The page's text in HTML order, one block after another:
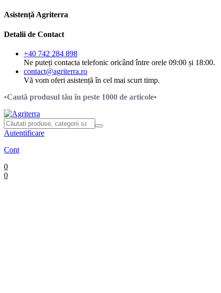
Asistență Agriterra
Detalii de Contact
+40 742 284 898
Ne puteți contacta telefonic oricând între orele 09:00 și 18:00.
contact@agriterra.ro
Vă vom oferi asistență în cel mai scurt timp.
•Caută produsul tău în peste 1000 de articole•
Autentificare
Cont
0
0